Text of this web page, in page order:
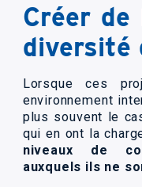
Créer
diversité
Lorsque ces
environnement
plus souvent le
qui en ont la
niveaux de
auxquels ils ne